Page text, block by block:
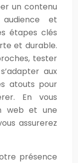
un contenu
et
étapes clés
et durable.
tester
aux
atouts pour
En vous
web et une
assurerez
présence